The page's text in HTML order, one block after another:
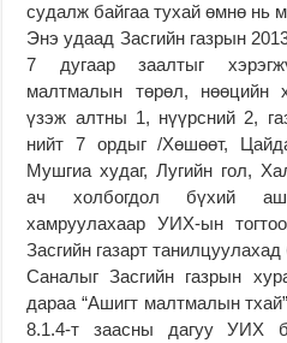
судалж байгаа тухай өмнө нь
Энэ удаад Засгийн газрын
7 дугаар заалтыг
малтмалын төрөл, нөөцийн
үзэж алтны 1, нүүрсний 2,
нийт 7 ордыг /Хөшөөт,
Мушгиа худаг, Лугийн гол,
ач холбогдол бүхий
хамруулахаар УИХ-ын
Засгийн газарт
Саналыг Засгийн газрын
дараа “Ашигт малтмалын
8.1.4-т заасны дагуу УИХ